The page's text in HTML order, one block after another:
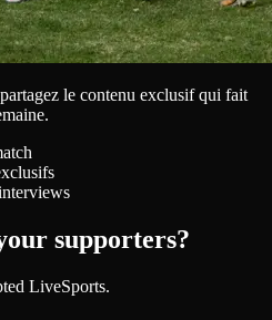
le contenu exclusif qui fait
supporters?
LiveSports.